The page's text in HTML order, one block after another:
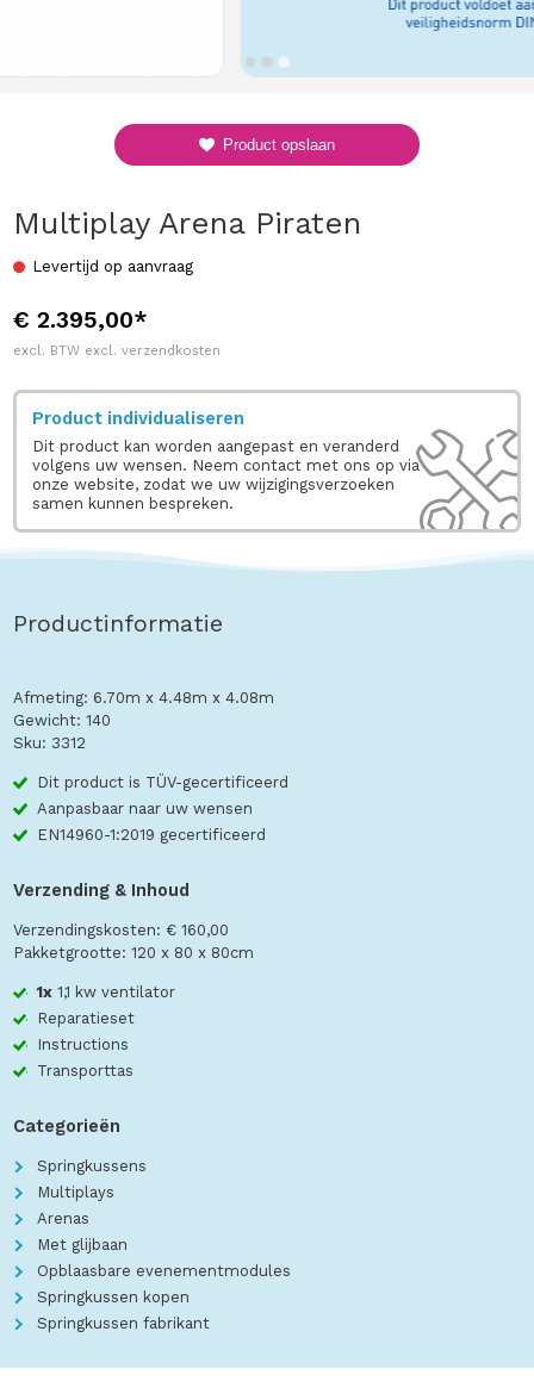
Multiplay Arena Piraten
Levertijd op aanvraag
€ 2.395,00*
excl. BTW excl. verzendkosten
Product individualiseren
Dit product kan worden aangepast en veranderd
volgens uw wensen. Neem contact met ons op via
onze website, zodat we uw wijzigingsverzoeken
samen kunnen bespreken.
Product opslaan
Productinformatie
Afmeting: 6.70m x 4.48m x 4.08m
Gewicht: 140
Sku: 3312
Dit product is TÜV-gecertificeerd
Aanpasbaar naar uw wensen
EN14960-1:2019 gecertificeerd
Verzending & Inhoud
Verzendingskosten: € 160,00
Pakketgrootte: 120 x 80 x 80cm
1x1,1 kw ventilator
Reparatieset
Instructions
Transporttas
Categorieën
Springkussens
Multiplays
Arenas
Met glijbaan
Opblaasbare evenementmodules
Springkussen kopen
Springkussen fabrikant